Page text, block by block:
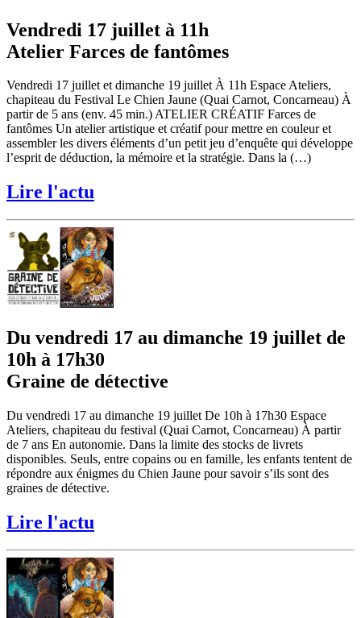
Vendredi 17 juillet à 11h
Atelier Farces de fantômes
Vendredi 17 juillet et dimanche 19 juillet À 11h Espace Ateliers,
chapiteau du Festival Le Chien Jaune (Quai Carnot, Concarneau) À
partir de 5 ans (env. 45 min.) ATELIER CRÉATIF Farces de
fantômes Un atelier artistique et créatif pour mettre en couleur et
assembler les divers éléments d’un petit jeu d’enquête qui développe
l’esprit de déduction, la mémoire et la stratégie. Dans la (…)
Lire l'actu
Du vendredi 17 au dimanche 19 juillet de
10h à 17h30
Graine de détective
Du vendredi 17 au dimanche 19 juillet De 10h à 17h30 Espace
Ateliers, chapiteau du festival (Quai Carnot, Concarneau) À partir
de 7 ans En autonomie. Dans la limite des stocks de livrets
disponibles. Seuls, entre copains ou en famille, les enfants tentent de
répondre aux énigmes du Chien Jaune pour savoir s’ils sont des
graines de détective.
Lire l'actu